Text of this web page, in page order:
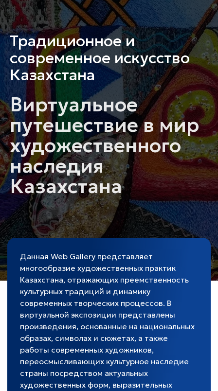
Традиционное и
современное искусство
Казахстана
Виртуальное
путешествие в мир
художественного
наследия
Казахстана
Данная Web Gallery представляет
многообразие художественных практик
Казахстана, отражающих преемственность
культурных традиций и динамику
современных творческих процессов. В
виртуальной экспозиции представлены
произведения, основанные на национальных
образах, символах и сюжетах, а также
работы современных художников,
переосмысливающих культурное наследие
страны посредством актуальных
художественных форм, выразительных